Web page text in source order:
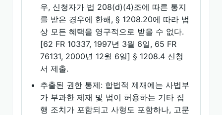
우, 신청자가 법 208(d)(4)조에 따른 통지
를 받은 경우에 한해, § 1208.20에 따라 법
상 모든 혜택을 영구적으로 받을 수 없다.
[62 FR 10337, 1997년 3월 6일, 65 FR
76131, 2000년 12월 6일] § 1208.4 신청
서 제출.
추출된 권한 통제: 합법적 제재에는 사법부
가 부과한 제재 및 법이 허용하는 기타 집
행 조치가 포함되고 사형도 포함하나, 고문